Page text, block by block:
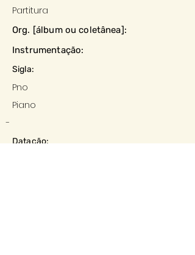
Partitura
Org. [álbum ou coletânea]:
Instrumentação:
Sigla:
Pno
Piano
-
Datação: